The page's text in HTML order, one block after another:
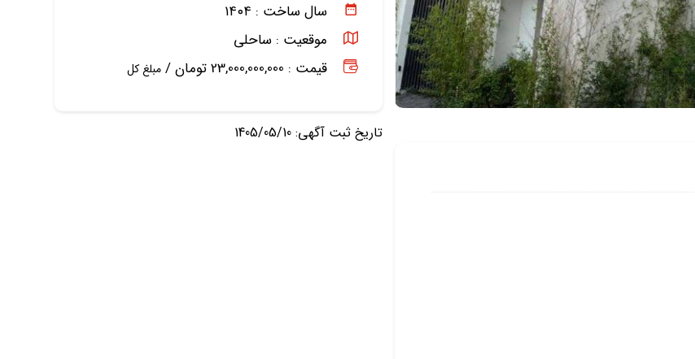
سال ساخت : ۱۴۰۴
موقعیت : ساحلی
قیمت : 23,000,000,000 تومان /
مبلغ کل
تاریخ ثبت آگهی: 1405/05/10